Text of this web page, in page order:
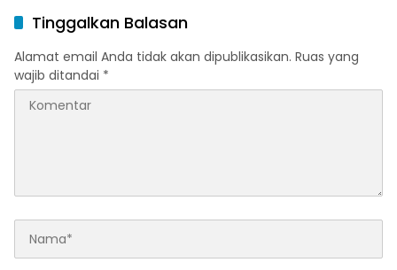
Tinggalkan Balasan
Alamat email Anda tidak akan dipublikasikan. Ruas yang
wajib ditandai *